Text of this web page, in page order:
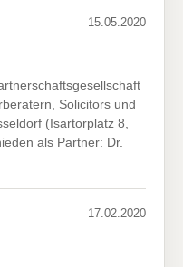
15.05.2020
Solicitors und
(Isartorplatz 8,
als Partner: Dr.
17.02.2020